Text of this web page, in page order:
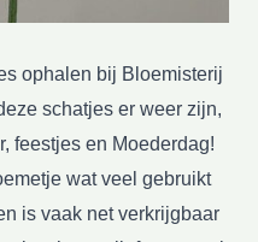
ophalen bij Bloemisterij
schatjes er weer zijn,
feestjes en Moederdag!
wat veel gebruikt
is vaak net verkrijgbaar